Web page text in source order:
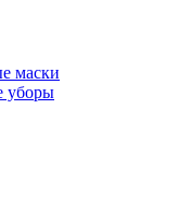
маски
уборы